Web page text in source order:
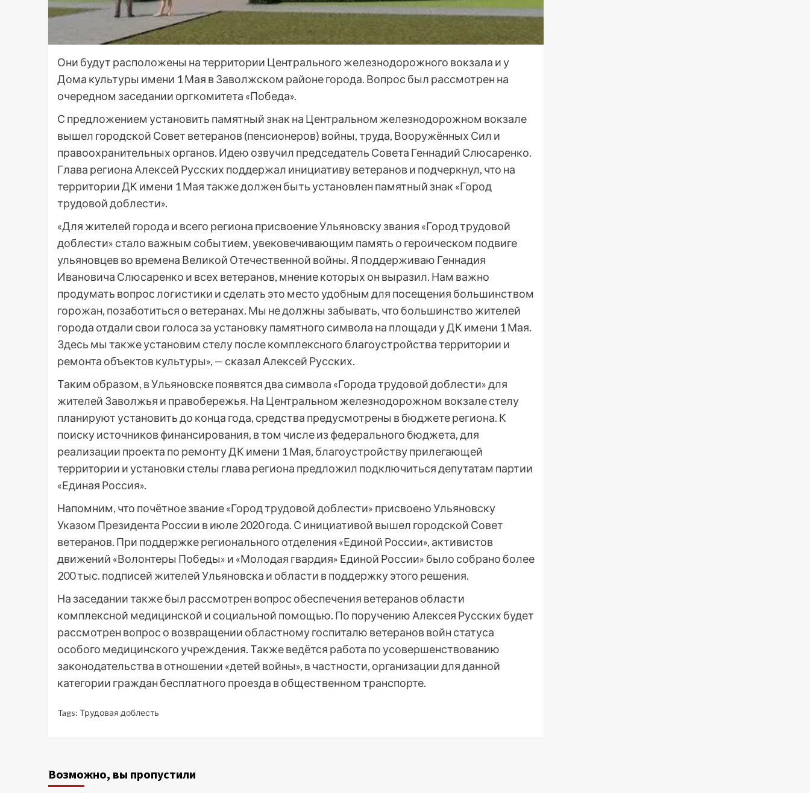
Они будут расположены на территории Центрального железнодорожного вокзала и у
Дома культуры имени 1 Мая в Заволжском районе города. Вопрос был рассмотрен на
очередном заседании оргкомитета «Победа».
С предложением установить памятный знак на Центральном железнодорожном вокзале
вышел городской Совет ветеранов (пенсионеров) войны, труда, Вооружённых Сил и
правоохранительных органов. Идею озвучил председатель Совета Геннадий Слюсаренко.
Глава региона Алексей Русских поддержал инициативу ветеранов и подчеркнул, что на
территории ДК имени 1 Мая также должен быть установлен памятный знак «Город
трудовой доблести».
«Для жителей города и всего региона присвоение Ульяновску звания «Город трудовой
доблести» стало важным событием, увековечивающим память о героическом подвиге
ульяновцев во времена Великой Отечественной войны. Я поддерживаю Геннадия
Ивановича Слюсаренко и всех ветеранов, мнение которых он выразил. Нам важно
продумать вопрос логистики и сделать это место удобным для посещения большинством
горожан, позаботиться о ветеранах. Мы не должны забывать, что большинство жителей
города отдали свои голоса за установку памятного символа на площади у ДК имени 1 Мая.
Здесь мы также установим стелу после комплексного благоустройства территории и
ремонта объектов культуры», — сказал Алексей Русских.
Таким образом, в Ульяновске появятся два символа «Города трудовой доблести» для
жителей Заволжья и правобережья. На Центральном железнодорожном вокзале стелу
планируют установить до конца года, средства предусмотрены в бюджете региона. К
поиску источников финансирования, в том числе из федерального бюджета, для
реализации проекта по ремонту ДК имени 1 Мая, благоустройству прилегающей
территории и установки стелы глава региона предложил подключиться депутатам партии
«Единая Россия».
Напомним, что почётное звание «Город трудовой доблести» присвоено Ульяновску
Указом Президента России в июле 2020 года. С инициативой вышел городской Совет
ветеранов. При поддержке регионального отделения «Единой России», активистов
движений «Волонтеры Победы» и «Молодая гвардия» Единой России» было собрано более
200 тыс. подписей жителей Ульяновска и области в поддержку этого решения.
На заседании также был рассмотрен вопрос обеспечения ветеранов области
комплексной медицинской и социальной помощью. По поручению Алексея Русских будет
рассмотрен вопрос о возвращении областному госпиталю ветеранов войн статуса
особого медицинского учреждения. Также ведётся работа по усовершенствованию
законодательства в отношении «детей войны», в частности, организации для данной
категории граждан бесплатного проезда в общественном транспорте.
Tags: Трудовая доблесть
Возможно, вы пропустили